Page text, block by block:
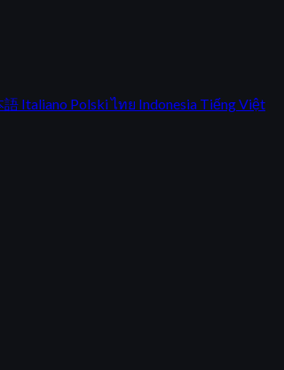
語 Italiano Polskiไทย Indonesia Tiếng Việt